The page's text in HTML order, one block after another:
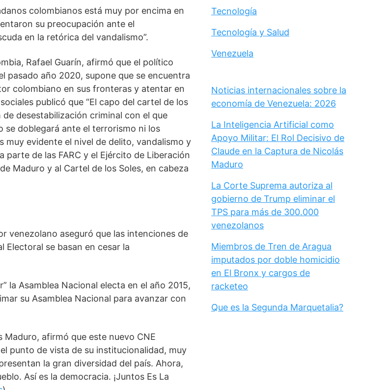
colombianos está muy por encima en
su preocupación ante el
en la retórica del vandalismo”.
Rafael Guarín, afirmó que el político
pasado año 2020, supone que se encuentra
colombiano en sus fronteras y atentar en
publicó que “El capo del cartel de los
desestabilización criminal con el que
se doblegará ante el terrorismo ni los
muy evidente el nivel de delito, vandalismo y
de las FARC y el Ejército de Liberación
Maduro y al Cartel de los Soles, en cabeza
venezolano aseguró que las intenciones de
Electoral se basan en cesar la
la Asamblea Nacional electa en el año 2015,
su Asamblea Nacional para avanzar con
afirmó que este nuevo CNE
punto de vista de su institucionalidad, muy
la gran diversidad del país. Ahora,
Así es la democracia. ¡Juntos Es La
Tecnología
Tecnología y Salud
Venezuela
Noticias internacionales sobre la
economía de Venezuela: 2026
La Inteligencia Artificial como
Apoyo Militar: El Rol Decisivo de
Claude en la Captura de Nicolás
Maduro
La Corte Suprema autoriza al
gobierno de Trump eliminar el
TPS para más de 300.000
venezolanos
Miembros de Tren de Aragua
imputados por doble homicidio
en El Bronx y cargos de
racketeo
Que es la Segunda Marquetalia?